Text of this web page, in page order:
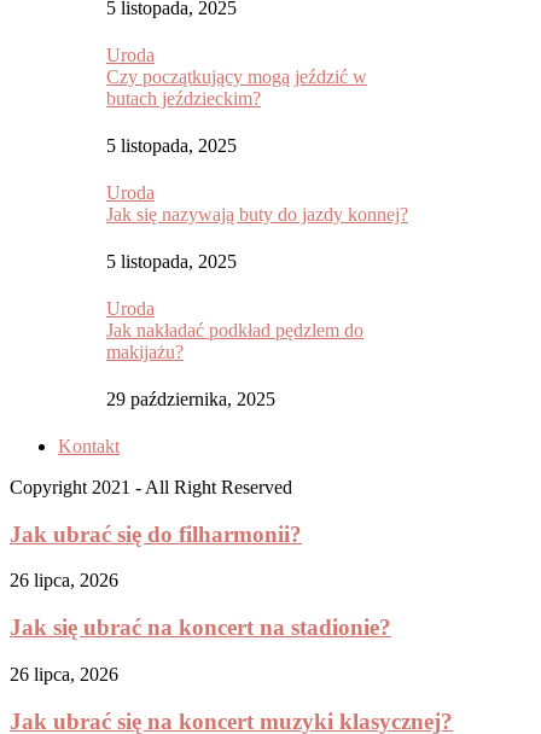
5 listopada, 2025
Uroda
Czy początkujący mogą jeździć w
butach jeździeckim?
5 listopada, 2025
Uroda
Jak się nazywają buty do jazdy konnej?
5 listopada, 2025
Uroda
Jak nakładać podkład pędzlem do
makijażu?
29 października, 2025
Kontakt
Copyright 2021 - All Right Reserved
Jak ubrać się do filharmonii?
26 lipca, 2026
Jak się ubrać na koncert na stadionie?
26 lipca, 2026
Jak ubrać się na koncert muzyki klasycznej?